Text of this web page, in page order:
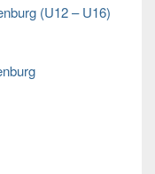
(U12 – U16)